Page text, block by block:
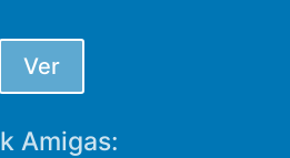
Ver
Amigas: